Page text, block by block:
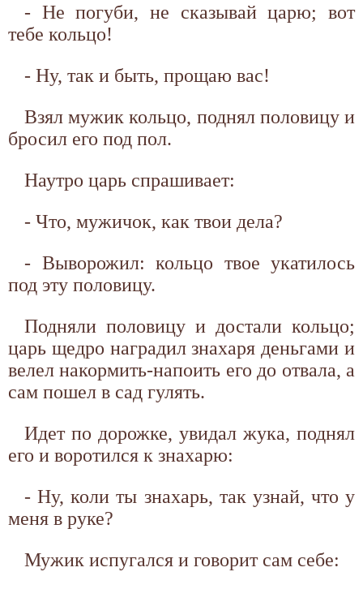
- Не погуби, не сказывай царю; вот
тебе кольцо!
- Ну, так и быть, прощаю вас!
Взял мужик кольцо, поднял половицу и
бросил его под пол.
Наутро царь спрашивает:
- Что, мужичок, как твои дела?
- Выворожил: кольцо твое укатилось
под эту половицу.
Подняли половицу и достали кольцо;
царь щедро наградил знахаря деньгами и
велел накормить-напоить его до отвала, а
сам пошел в сад гулять.
Идет по дорожке, увидал жука, поднял
его и воротился к знахарю:
- Ну, коли ты знахарь, так узнай, что у
меня в руке?
Мужик испугался и говорит сам себе: